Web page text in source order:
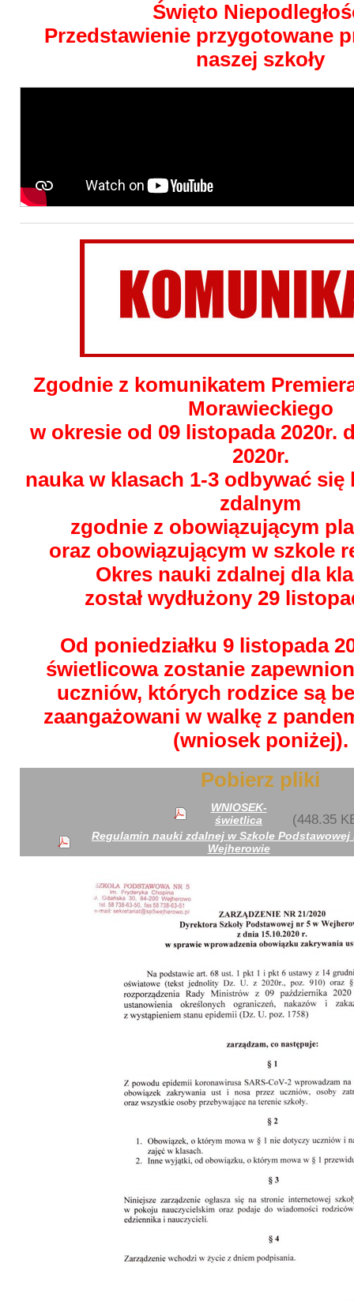
Święto
Przedstawienie przygotowane
naszej szkoły
Zgodnie z komunikatem
Morawieckiego
w okresie od 09 listopada 2020r.
2020r.
nauka w klasach 1-3 odbywać się
zdalnym
zgodnie z obowiązującym
oraz obowiązującym w szkole
Okres nauki zdalnej dla
został wydłużony 29
Od poniedziałku 9 listopada
świetlicowa zostanie
uczniów, których rodzice są
zaangażowani w walkę z
(wniosek poniżej).
Pobierz pliki
WNIOSEK-
świetlica
(448.35
Regulamin nauki zdalnej w Szkole Podstawowej
Wejherowie